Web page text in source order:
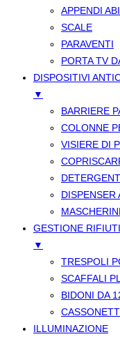
APPENDI
SCALE
PARAVENTI
PORTA TV
DISPOSITIVI
▼
BARRIERE
COLONNE
VISIERE DI
DISPENSER
GESTIONE RIFIUTI
▼
TRESPOLI
SCAFFALI
BIDONI DA
ILLUMINAZIONE